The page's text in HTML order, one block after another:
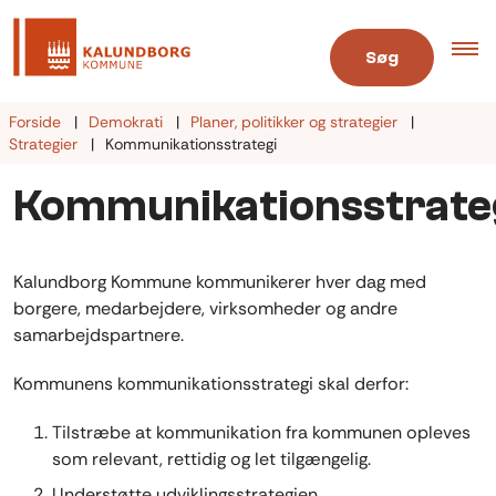
Søg
Forside Demokrati
Planer, politikker og strategier
Strategier
Kommunikationsstrategi
Kalundborg Kommune kommunikerer hver dag med
borgere, medarbejdere, virksomheder og andre
samarbejdspartnere.
Kommunens kommunikationsstrategi skal derfor:
Tilstræbe at kommunikation fra kommunen opleves
som relevant, rettidig og let tilgængelig.